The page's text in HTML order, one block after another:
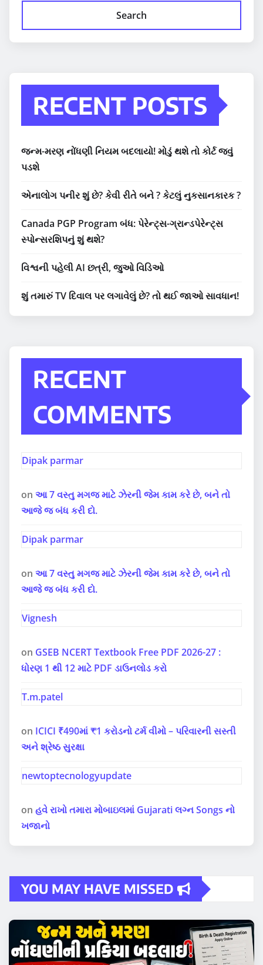
Search
RECENT POSTS
જન્મ-મરણ નોંધણી નિયમ બદલાયો! મોડું થશે તો કોર્ટ જવું
પડશે
એનાલોગ પનીર શું છે? કેવી રીતે બને ? કેટલું નુકસાનકારક ?
Canada PGP Program બંધ: પેરેન્ટ્સ-ગ્રાન્ડપેરેન્ટ્સ
સ્પોન્સરશિપનું શું થશે?
વિશ્વની પહેલી AI છત્રી, જુઓ વિડિઓ
શું તમારું TV દિવાલ પર લગાવેલું છે? તો થઈ જાઓ સાવધાન!
RECENT
COMMENTS
Dipak parmar
on આ 7 વસ્તુ મગજ માટે ઝેરની જેમ કામ કરે છે, બને તો
આજે જ બંધ કરી દો.
Dipak parmar
on આ 7 વસ્તુ મગજ માટે ઝેરની જેમ કામ કરે છે, બને તો
આજે જ બંધ કરી દો.
Vignesh
on GSEB NCERT Textbook Free PDF 2026-27 :
ધોરણ 1 થી 12 માટે PDF ડાઉનલોડ કરો
T.m.patel
on ICICI ₹490માં ₹1 કરોડનો ટર્મ વીમો – પરિવારની સસ્તી
અને શ્રેષ્ઠ સુરક્ષા
newtoptecnologyupdate
on હવે રાખો તમારા મોબાઇલમાં Gujarati લગ્ન Songs નો
ખજાનો
YOU MAY HAVE MISSED